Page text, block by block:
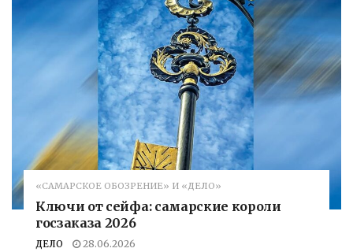
«САМАРСКОЕ ОБОЗРЕНИЕ» И «ДЕЛО»
Ключи от сейфа: самарские короли
госзаказа 2026
ДЕЛО 28.06.2026